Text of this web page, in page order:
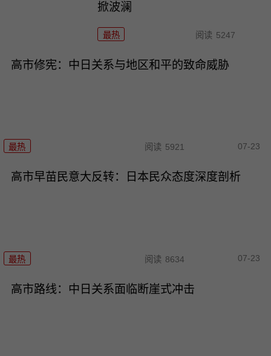
掀波澜
最热 阅读 5247
高市修宪：中日关系与地区和平的致命威胁
最热 阅读 5921 07-23
高市早苗民意大反转：日本民众态度深度剖析
最热 阅读 8634 07-23
高市路线：中日关系面临断崖式冲击